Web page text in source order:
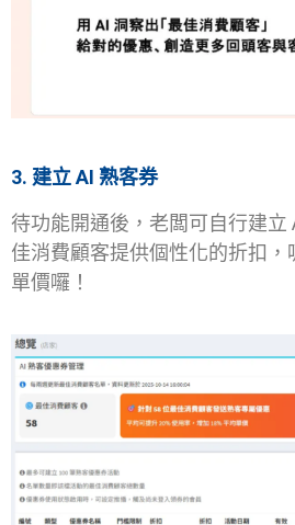
3. 建立 AI 熟客券
待功能開通後，老闆可自行建立
佳消費顧客提供個性化的折扣
單價囉！